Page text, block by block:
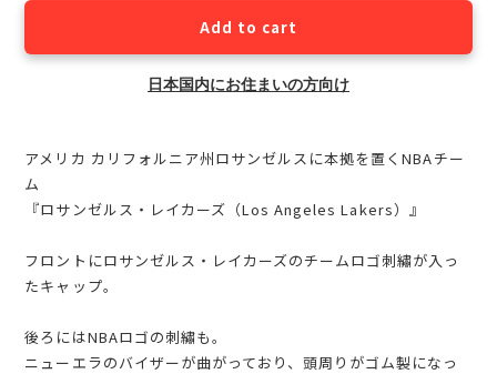
Add to cart
日本国内にお住まいの方向け
アメリカ カリフォルニア州ロサンゼルスに本拠を置くNBAチー
ム
『ロサンゼルス・レイカーズ（Los Angeles Lakers）』
フロントにロサンゼルス・レイカーズのチームロゴ刺繡が入っ
たキャップ。
後ろにはNBAロゴの刺繡も。
ニューエラのバイザーが曲がっており、頭周りがゴム製になっ